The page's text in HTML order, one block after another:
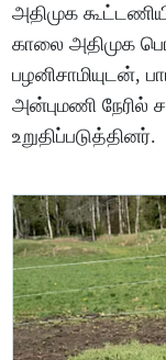
அதிமுக
காலை அதிமுக
பழனிசாமியுடன்,
அன்புமணி நேரில்
உறுதிப்படுத்தினர்.